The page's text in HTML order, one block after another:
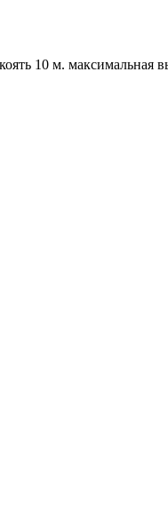
10 м. максимальная